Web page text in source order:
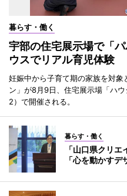
暮らす・働く
宇部の住宅展示場で「
ウスでリアル育児体験
妊娠中から子育て期の家族を対
ン」が8月9日、住宅展示場「ハ
2）で開催される。
暮らす・働く
「山口県クリ
「心を動かすデ